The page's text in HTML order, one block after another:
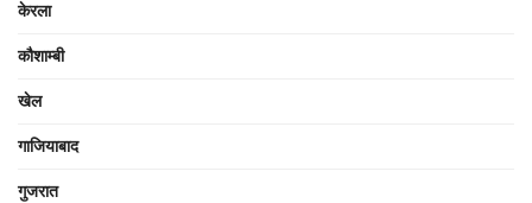
केरला
कौशाम्बी
खेल
गाजियाबाद
गुजरात